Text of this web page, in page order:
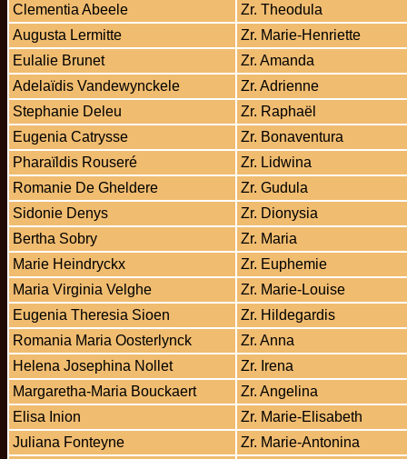
Clementia Abeele
Zr. Theodula
Augusta Lermitte
Zr. Marie-Henriette
Eulalie Brunet
Zr. Amanda
Adelaïdis Vandewynckele
Zr. Adrienne
Stephanie Deleu
Zr. Raphaël
Eugenia Catrysse
Zr. Bonaventura
Pharaïldis Rouseré
Zr. Lidwina
Romanie De Gheldere
Zr. Gudula
Sidonie Denys
Zr. Dionysia
Bertha Sobry
Zr. Maria
Marie Heindryckx
Zr. Euphemie
Maria Virginia Velghe
Zr. Marie-Louise
Eugenia Theresia Sioen
Zr. Hildegardis
Romania Maria Oosterlynck
Zr. Anna
Helena Josephina Nollet
Zr. Irena
Margaretha-Maria Bouckaert
Zr. Angelina
Elisa Inion
Zr. Marie-Elisabeth
Juliana Fonteyne
Zr. Marie-Antonina